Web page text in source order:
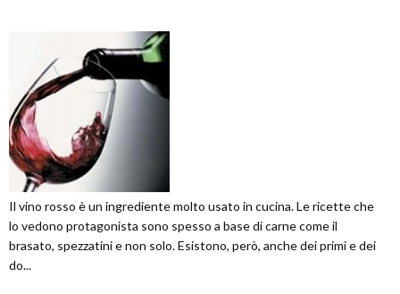
Il vino rosso è un ingrediente molto usato in cucina. Le ricette che
lo vedono protagonista sono spesso a base di carne come il
brasato, spezzatini e non solo. Esistono, però, anche dei primi e dei
do...